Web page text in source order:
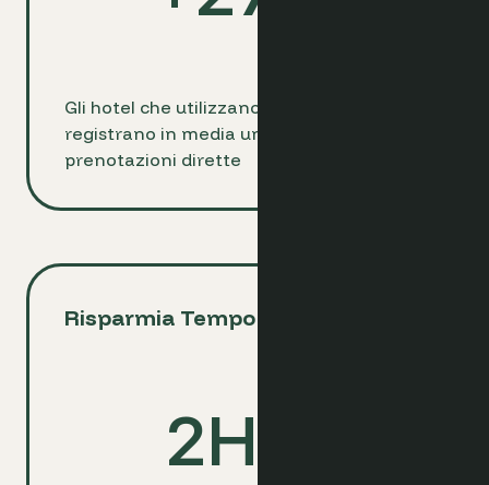
Gli hotel che utilizzano Optimand
registrano in media un +27% delle
prenotazioni dirette
Risparmia Tempo ogni Giorno
2Hrs